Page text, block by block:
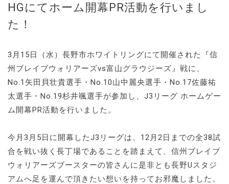
HGにてホーム開幕PR活動を行いまし
た！
3月15日（水）長野市ホワイトリングにて開催された『信
州ブレイブウォリアーズvs富山グラウジーズ』戦に、
No.1矢田貝壮貴選手・No.10山中麗央選手・No.17佐藤祐
太選手・No.19杉井颯選手が参加し、J3リーグ ホームゲー
ム開幕PR活動を行いました。
今月3月5日に開幕したJ3リーグは、12月2日までの全38試
合を戦い抜く長丁場であることを踏まえて、信州ブレイブ
ウォリアーズブースターの皆さんに是非とも長野Uスタジ
アムへ足を運んで頂きたい想いを持ってお邪魔しました。